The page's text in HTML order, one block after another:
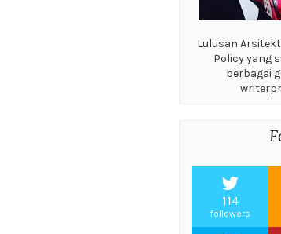
Lulusan
Policy yang
berbagai
114
followers